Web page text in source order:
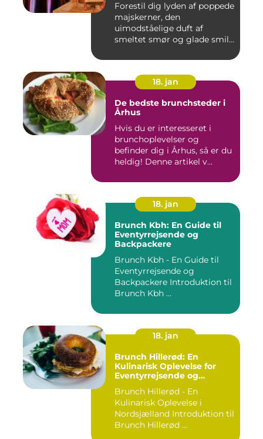
Forestil dig lyden af poppede
majskerner, den
uimodståelige duft af
smeltet smør og glade smil,
18. jan
De bedste brunchsteder i
Århus
Hvis du er interesseret i
brunchoplevelser og
befinder dig i Århus, så er du
heldig! Denne artikel v...
18. jan
Brunch Kbh: En Guide til
Eventyrrejsende og
Backpackere
Brunch Kbh - En Guide til
Eventyrrejsende og
Backpackere Introduktion til
Brunch Kbh ...
18. jan
Brunch Hillerød: En
Kulinarisk Oplevelse for
Eventyrrejsende og
Brunch Hillerød - En
Kulinarisk Oplevelse i
Nordsjælland Introduktion til
Brunch Hillerød ...